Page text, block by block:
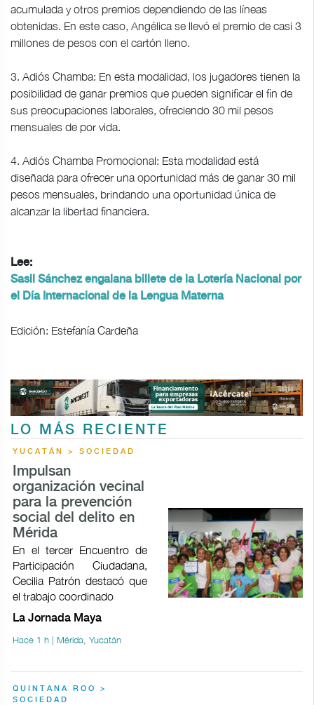
acumulada y otros premios dependiendo de las líneas
obtenidas. En este caso, Angélica se llevó el premio de casi 3
millones de pesos con el cartón lleno.
3. Adiós Chamba: En esta modalidad, los jugadores tienen la
posibilidad de ganar premios que pueden significar el fin de
sus preocupaciones laborales, ofreciendo 30 mil pesos
mensuales de por vida.
4. Adiós Chamba Promocional: Esta modalidad está
diseñada para ofrecer una oportunidad más de ganar 30 mil
pesos mensuales, brindando una oportunidad única de
alcanzar la libertad financiera.
Lee:
Sasil Sánchez engalana billete de la Lotería Nacional por
el Día Internacional de la Lengua Materna
Edición: Estefanía Cardeña
LO MÁS RECIENTE
YUCATÁN > SOCIEDAD
Impulsan
organización vecinal
para la prevención
social del delito en
Mérida
En el tercer Encuentro de
Participación Ciudadana,
Cecilia Patrón destacó que
el trabajo coordinado
La Jornada Maya
Hace 1 h | Mérida, Yucatán
QUINTANA ROO >
SOCIEDAD